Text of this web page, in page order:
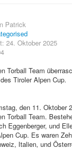
Patrick
24. Oktober 2025
Torball Team
Tiroler Alpen Cup.
den 11. Oktober
Torball Team.
Eggenberger, und
Cup. Es waren
Italien, und